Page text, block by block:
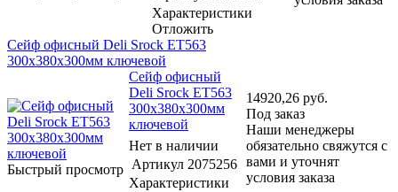
Характеристики
Отложить
Сейф офисный Deli Srock ET563
300x380x300мм ключевой
Быстрый просмотр
Сейф офисный
Deli Srock ET563
300x380x300мм
ключевой
Нет в наличии
Артикул 2075256
Характеристики
14920,26 руб.
Под заказ
Наши менеджеры
обязательно свяжутся с
вами и уточнят
условия заказа